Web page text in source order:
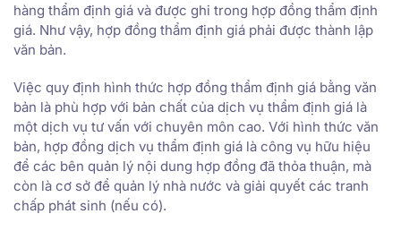
hàng thẩm định giá và được ghi trong hợp đồng thẩm định
giá. Như vậy, hợp đồng thẩm định giá phải được thành lập
văn bản.
Việc quy định hình thức hợp đồng thẩm định giá bằng văn
bản là phù hợp với bản chất của dịch vụ thẩm định giá là
một dịch vụ tư vấn với chuyên môn cao. Với hình thức văn
bản, hợp đồng dịch vụ thẩm định giá là công vụ hữu hiệu
để các bên quản lý nội dung hợp đồng đã thỏa thuận, mà
còn là cơ sở để quản lý nhà nước và giải quyết các tranh
chấp phát sinh (nếu có).